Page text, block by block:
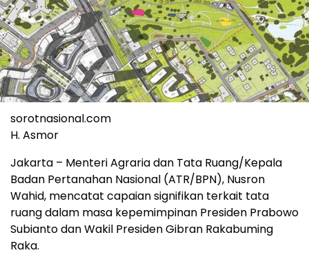
sorotnasional.com
H. Asmor
Jakarta – Menteri Agraria dan Tata Ruang/Kepala
Badan Pertanahan Nasional (ATR/BPN), Nusron
Wahid, mencatat capaian signifikan terkait tata
ruang dalam masa kepemimpinan Presiden Prabowo
Subianto dan Wakil Presiden Gibran Rakabuming
Raka.